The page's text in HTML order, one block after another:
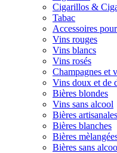
Cigarillos &
Tabac
Accessoires
Vins rouges
Vins blancs
Vins rosés
Champagnes et
Vins doux et de
Bières blondes
Vins sans alcool
Bières
Bières blanches
Bières
Bières sans